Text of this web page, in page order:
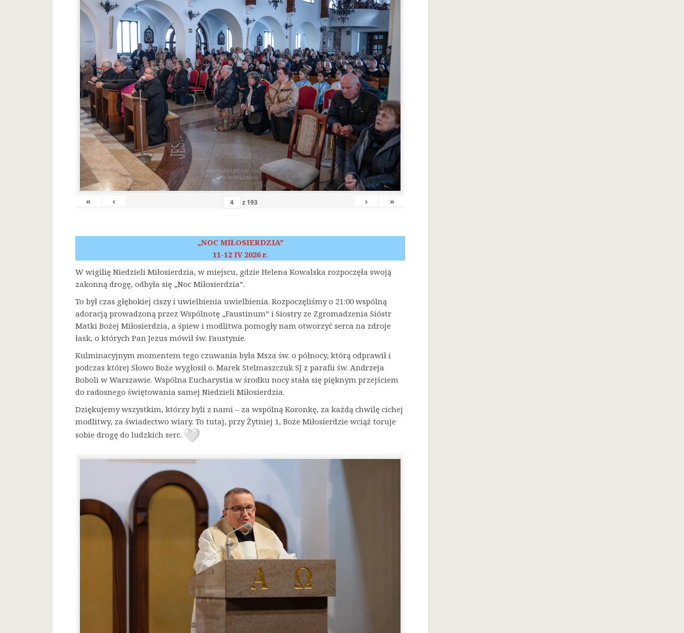
« ‹ z 193 › »
„NOC MIŁOSIERDZIA”
11-12 IV 2026 r.
W wigilię Niedzieli Miłosierdzia, w miejscu, gdzie Helena Kowalska rozpoczęła swoją
zakonną drogę, odbyła się „Noc Miłosierdzia”.
To był czas głębokiej ciszy i uwielbienia uwielbienia. Rozpoczęliśmy o 21:00 wspólną
adoracją prowadzoną przez Wspólnotę „Faustinum” i Siostry ze Zgromadzenia Sióstr
Matki Bożej Miłosierdzia, a śpiew i modlitwa pomogły nam otworzyć serca na zdroje
łask, o których Pan Jezus mówił św. Faustynie.
Kulminacyjnym momentem tego czuwania była Msza św. o północy, którą odprawił i
podczas której Słowo Boże wygłosił o. Marek Stelmaszczuk SJ z parafii św. Andrzeja
Boboli w Warszawie. Wspólna Eucharystia w środku nocy stała się pięknym przejściem
do radosnego świętowania samej Niedzieli Miłosierdzia.
Dziękujemy wszystkim, którzy byli z nami – za wspólną Koronkę, za każdą chwilę cichej
modlitwy, za świadectwo wiary. To tutaj, przy Żytniej 1, Boże Miłosierdzie wciąż toruje
sobie drogę do ludzkich serc.